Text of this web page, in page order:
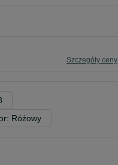
Szczegóły ceny
Różowy